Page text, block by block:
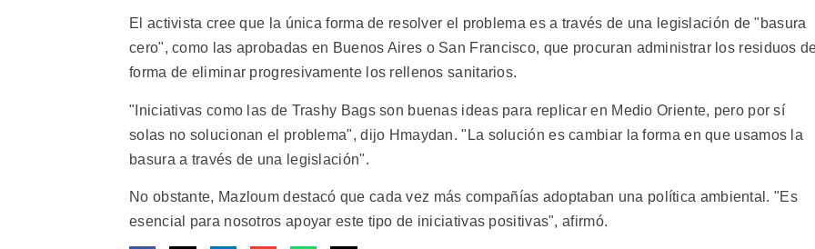
El activista cree que la única forma de resolver el problema es a través de una legislación de "basura
cero", como las aprobadas en Buenos Aires o San Francisco, que procuran administrar los residuos
forma de eliminar progresivamente los rellenos sanitarios.
"Iniciativas como las de Trashy Bags son buenas ideas para replicar en Medio Oriente, pero por sí
solas no solucionan el problema", dijo Hmaydan. "La solución es cambiar la forma en que usamos la
basura a través de una legislación".
No obstante, Mazloum destacó que cada vez más compañías adoptaban una política ambiental. "Es
esencial para nosotros apoyar este tipo de iniciativas positivas", afirmó.